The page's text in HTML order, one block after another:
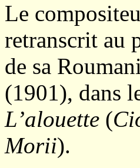
Le
retranscrit au
de sa
(1901), dans
L’alouette (
Morii).